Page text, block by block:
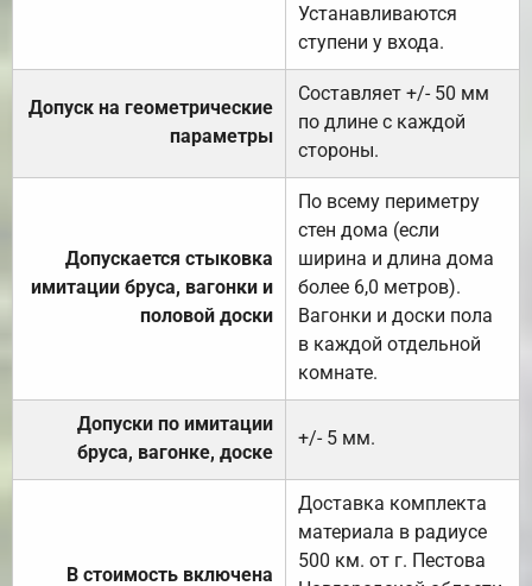
Устанавливаются
ступени у входа.
Допуск на геометрические
параметры
Составляет +/- 50 мм
по длине с каждой
стороны.
Допускается стыковка
имитации бруса, вагонки и
половой доски
По всему периметру
стен дома (если
ширина и длина дома
более 6,0 метров).
Вагонки и доски пола
в каждой отдельной
комнате.
Допуски по имитации
бруса, вагонке, доске
+/- 5 мм.
В стоимость включена
Доставка комплекта
материала в радиусе
500 км. от г. Пестова